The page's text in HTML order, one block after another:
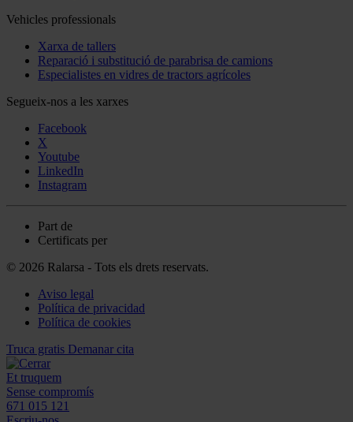
Vehicles professionals
Xarxa de tallers
Reparació i substitució de parabrisa de camions
Especialistes en vidres de tractors agrícoles
Segueix-nos a les xarxes
Facebook
X
Youtube
LinkedIn
Instagram
Part de
Certificats per
© 2026 Ralarsa - Tots els drets reservats.
Aviso legal
Política de privacidad
Política de cookies
Truca gratis Demanar cita
Et truquem
Sense compromís
671 015 121